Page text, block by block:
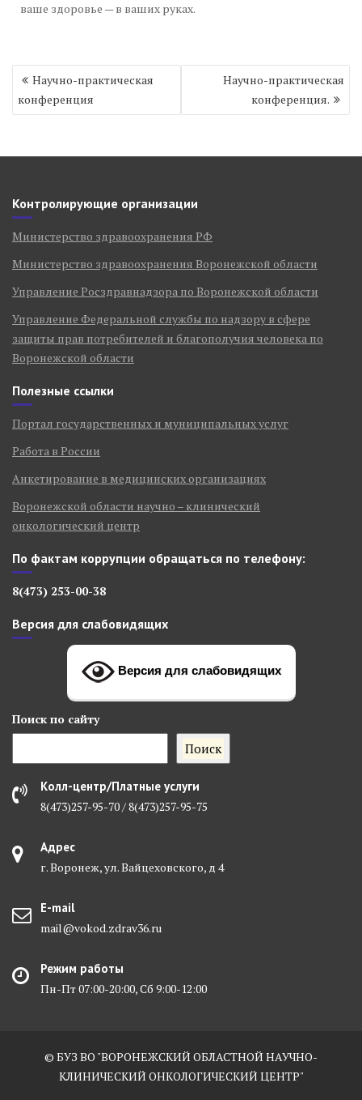
ваше здоровье — в ваших руках.
Навигация
по
записям
Научно-практическая
конференция
Научно-практическая
конференция.
Контролирующие организации
Министерство здравоохранения РФ
Министерство здравоохранения Воронежской области
Управление Росздравнадзора по Воронежской области
Управление Федеральной службы по надзору в сфере
защиты прав потребителей и благополучия человека по
Воронежской области
Полезные ссылки
Портал государственных и муниципальных услуг
Работа в России
Анкетирование в медицинских организациях
Воронежской области научно – клинический
онкологический центр
По фактам коррупции обращаться по телефону:
8(473) 253-00-38
Версия для слабовидящих
Версия для слабовидящих
Поиск по сайту
Поиск
Колл-центр/Платные услуги
8(473)257-95-70 / 8(473)257-95-75
Адрес
г. Воронеж, ул. Вайцеховского, д 4
E-mail
mail@vokod.zdrav36.ru
Режим работы
Пн-Пт 07:00-20:00, Сб 9:00-12:00
© БУЗ ВО "ВОРОНЕЖСКИЙ ОБЛАСТНОЙ НАУЧНО-
КЛИНИЧЕСКИЙ ОНКОЛОГИЧЕСКИЙ ЦЕНТР"